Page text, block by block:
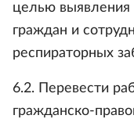
целью выявления
граждан и
респираторных
6.2. Перевести
гражданско-